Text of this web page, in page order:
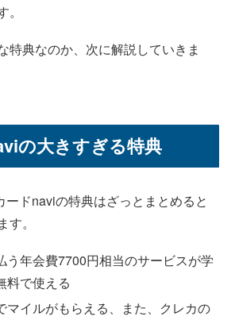
。
特典なのか、次に解説していきま
の大きすぎる特典
ードnaviの特典はざっとまとめると
。
う年会費7700円相当のサービスが学
料で使える
マイルがもらえる、また、クレカの